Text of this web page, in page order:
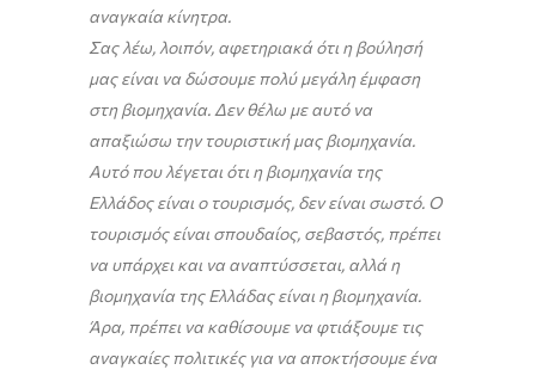
αναγκαία κίνητρα.
Σας λέω, λοιπόν, αφετηριακά ότι η βούλησή
μας είναι να δώσουμε πολύ μεγάλη έμφαση
στη βιομηχανία. Δεν θέλω με αυτό να
απαξιώσω την τουριστική μας βιομηχανία.
Αυτό που λέγεται ότι η βιομηχανία της
Ελλάδος είναι ο τουρισμός, δεν είναι σωστό. Ο
τουρισμός είναι σπουδαίος, σεβαστός, πρέπει
να υπάρχει και να αναπτύσσεται, αλλά η
βιομηχανία της Ελλάδας είναι η βιομηχανία.
Άρα, πρέπει να καθίσουμε να φτιάξουμε τις
αναγκαίες πολιτικές για να αποκτήσουμε ένα